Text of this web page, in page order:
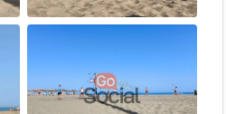
de parejas hace que este
todos. En cinco minutos ya eres